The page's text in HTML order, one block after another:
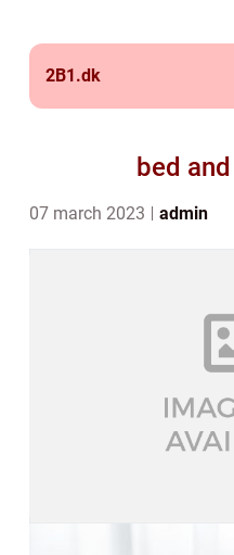
2B1.dk
bed
07 march 2023 admin